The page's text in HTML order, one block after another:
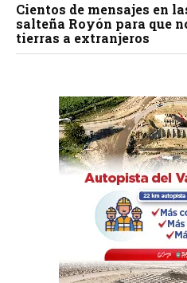
Cientos de mensajes en
salteña Royón para que
tierras a extranjeros